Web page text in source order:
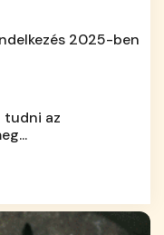
2025-ben
tudni az